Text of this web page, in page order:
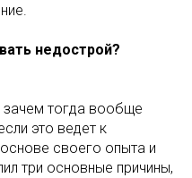
недострой?
зачем тогда вообще
это ведет к
своего опыта и
три основные причины,